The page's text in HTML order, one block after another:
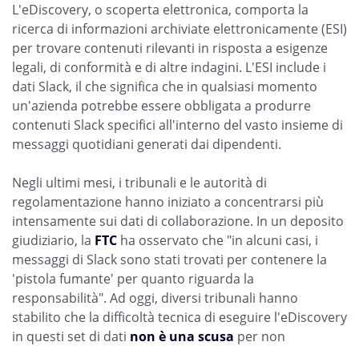
L'eDiscovery, o scoperta elettronica, comporta la
ricerca di informazioni archiviate elettronicamente (ESI)
per trovare contenuti rilevanti in risposta a esigenze
legali, di conformità e di altre indagini. L'ESI include i
dati Slack, il che significa che in qualsiasi momento
un'azienda potrebbe essere obbligata a produrre
contenuti Slack specifici all'interno del vasto insieme di
messaggi quotidiani generati dai dipendenti.
Negli ultimi mesi, i tribunali e le autorità di
regolamentazione hanno iniziato a concentrarsi più
intensamente sui dati di collaborazione. In un deposito
giudiziario, la FTC ha osservato che "in alcuni casi, i
messaggi di Slack sono stati trovati per contenere la
'pistola fumante' per quanto riguarda la
responsabilità". Ad oggi, diversi tribunali hanno
stabilito che la difficoltà tecnica di eseguire l'eDiscovery
in questi set di dati non è una scusa per non